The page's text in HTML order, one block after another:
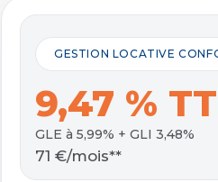
GESTION LOCATIVE
9,47 %
GLE à 5,99% + GLI 3,48%
71 €/mois**